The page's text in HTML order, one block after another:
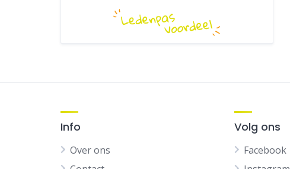
Info
Over ons
Volg ons
Facebook